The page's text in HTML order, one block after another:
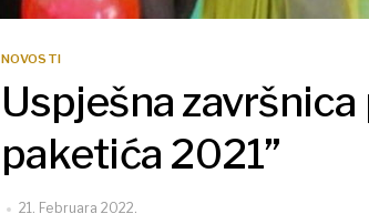
NOVOSTI
Uspješna
paketića 2021”
21. Februara 2022.